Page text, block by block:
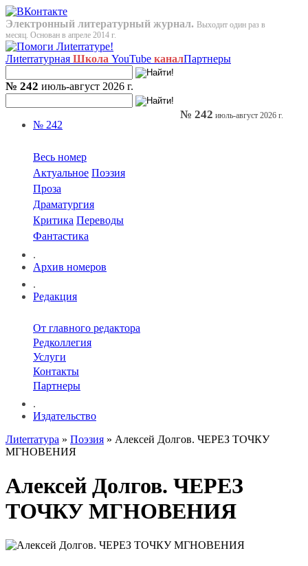
Электронный литературный журнал. Выходит один раз в
месяц. Основан в апреле 2014 г.
Лиterraтурная Школа YouTube каналПартнеры
№ 242 июль-август 2026 г.
№ 242
Весь номер
Актуальное Поэзия
Проза
Драматургия
Критика Переводы
Фантастика
.
Архив номеров
.
Редакция
От главного редактора
Редколлегия
Услуги
Контакты
Партнеры
.
Издательство
№ 242 июль-август 2026 г.
Лиterraтура » Поэзия » Алексей Долгов. ЧЕРЕЗ ТОЧКУ
МГНОВЕНИЯ
Алексей Долгов. ЧЕРЕЗ
ТОЧКУ МГНОВЕНИЯ